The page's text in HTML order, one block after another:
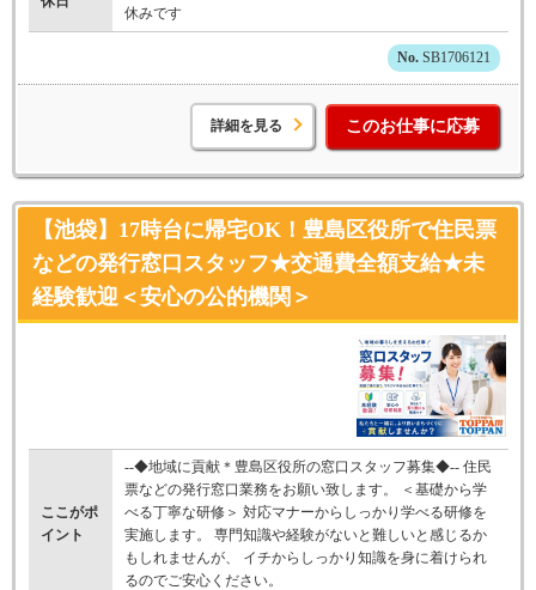
休みです
SB1706121
詳細を見る このお仕事に応募
【池袋】17時台に帰宅OK！豊島区役所で住民票
などの発行窓口スタッフ★交通費全額支給★未
経験歓迎＜安心の公的機関＞
ここがポ
イント
--◆地域に貢献＊豊島区役所の窓口スタッフ募集◆-- 住民
票などの発行窓口業務をお願い致します。 ＜基礎から学
べる丁寧な研修＞ 対応マナーからしっかり学べる研修を
実施します。 専門知識や経験がないと難しいと感じるか
もしれませんが、 イチからしっかり知識を身に着けられ
るのでご安心ください。